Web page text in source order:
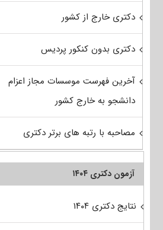
دکتری خارج از کشور
دکتری بدون کنکور پردیس
آخرین فهرست موسسات مجاز اعزام
دانشجو به خارج کشور
مصاحبه با رتبه های برتر دکتری
آزمون دکتری ۱۴۰۴
نتایج دکتری ۱۴۰۴